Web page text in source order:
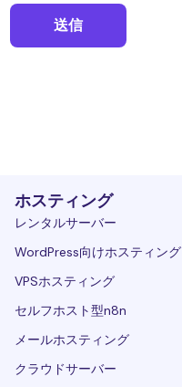
ホスティング
レンタルサーバー
WordPress向けホスティング
VPSホスティング
セルフホスト型n8n
メールホスティング
クラウドサーバー